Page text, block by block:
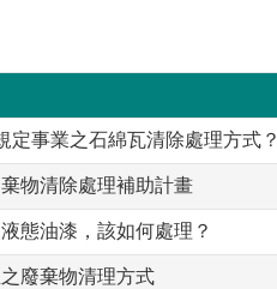
定事業之石綿瓦清除處理方式？
物清除處理補助計畫
態油漆，該如何處理？
廢棄物清理方式